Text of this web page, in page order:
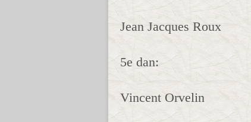
Jean Jacques Roux
5e dan:
Vincent Orvelin